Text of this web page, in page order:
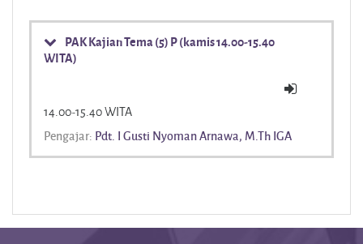
PAK Kajian Tema (5) P (kamis 14.00-15.40
WITA)
14.00-15.40 WITA
Pengajar: Pdt. I Gusti Nyoman Arnawa, M.Th IGA